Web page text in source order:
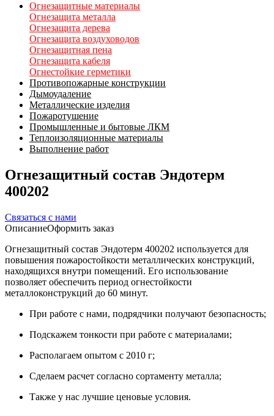
Огнезащитные материалы
Огнезащита металла
Огнезащита дерева
Огнезащита воздуховодов
Огнезащитная пена
Огнезащита кабеля
Огнестойкие герметики
Противопожарные конструкции
Дымоудаление
Металлические изделия
Пожаротушение
Промышленные и бытовые ЛКМ
Теплоизоляционные материалы
Выполнение работ
Огнезащитный состав Эндотерм
400202
Связаться с нами
ОписаниеОформить заказ
Огнезащитный состав Эндотерм 400202 используется для
повышения пожаростойкости металлических конструкций,
находящихся внутри помещений. Его использование
позволяет обеспечить период огнестойкости
металлоконструкций до 60 минут.
При работе с нами, подрядчики получают безопасность;
Подскажем тонкости при работе с материалами;
Располагаем опытом с 2010 г;
Сделаем расчет согласно сортаменту металла;
Также у нас лучшие ценовые условия.